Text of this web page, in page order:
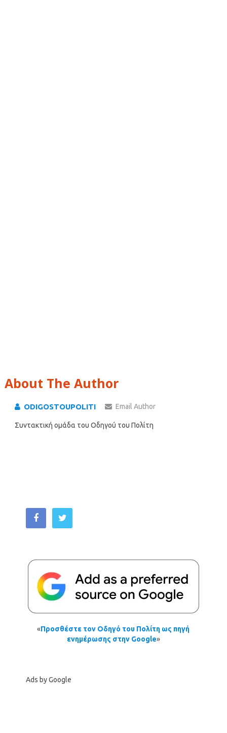
About The Author
ODIGOSTOUPOLITI Email Author
Συντακτική ομάδα του Οδηγού του Πολίτη
«Προσθέστε τον Οδηγό του Πολίτη ως πηγή
ενημέρωσης στην Google»
Ads by Google